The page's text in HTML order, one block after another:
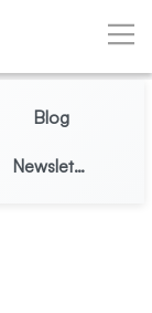
Blog
Newsletter